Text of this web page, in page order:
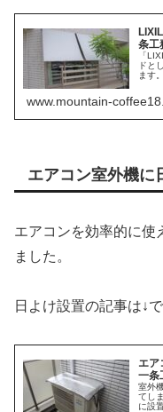
条工
「
ドと
ます。
www.mountain-
エアコン室外機に
エアコンを効率的に使
ました。
日よけ設置の記事は↓で
エ
一条
室外
てし
に設